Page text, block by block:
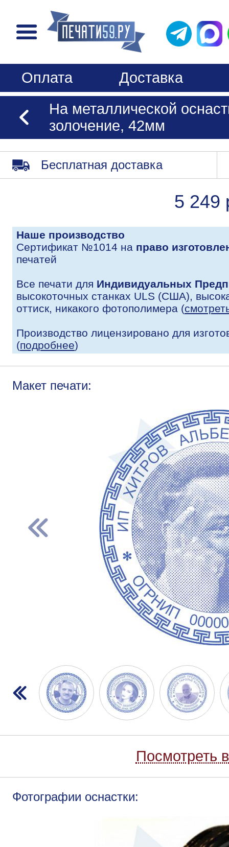
Оплата
Доставка
На металлической
золочение, 42мм
Бесплатная доставка
5 249
Наше производство
Сертификат №1014 на право
печатей
Все печати для Индивидуальных
высокоточных станках ULS (США),
оттиск, никакого фотополимера (
Производство лицензировано для
(подробнее)
Макет печати:
Посмотреть
Фотографии оснастки: